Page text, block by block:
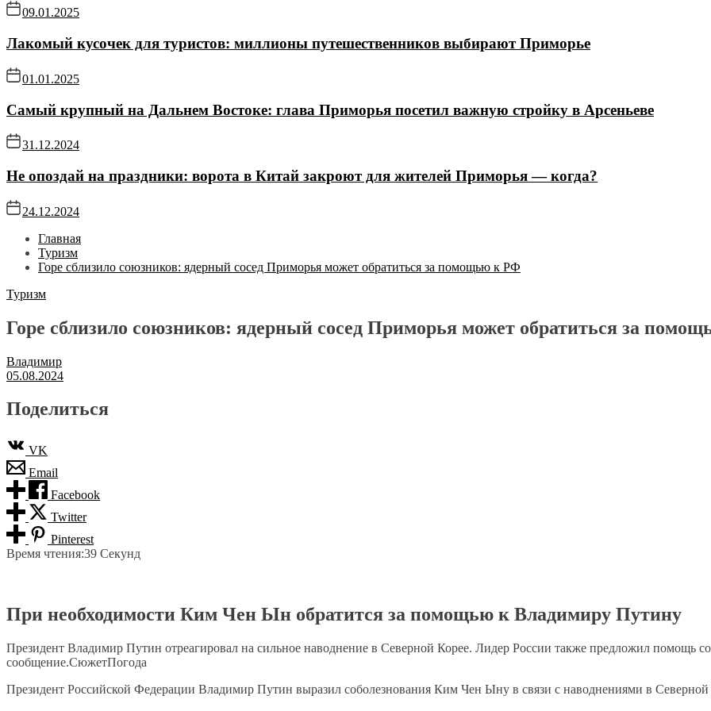
09.01.2025
Лакомый кусочек для туристов: миллионы путешественников выбирают Приморье
01.01.2025
Самый крупный на Дальнем Востоке: глава Приморья посетил важную стройку в Арсеньеве
31.12.2024
Не опоздай на праздники: ворота в Китай закроют для жителей Приморья — когда?
24.12.2024
Главная
Туризм
Горе сблизило союзников: ядерный сосед Приморья может обратиться за помощью к РФ
Туризм
Горе сблизило союзников: ядерный сосед Приморья может обратиться за
Владимир
05.08.2024
Поделиться
VK
Email
Facebook
Twitter
Pinterest
Время чтения:39 Секунд
При необходимости Ким Чен Ын обратится за помощью к Владимиру Путину
Президент Владимир Путин отреагировал на сильное наводнение в Северной Корее. Лидер России также предложил помощь
сообщение.СюжетПогода
Президент Российской Федерации Владимир Путин выразил соболезнования Ким Чен Ыну в связи с наводнениями в